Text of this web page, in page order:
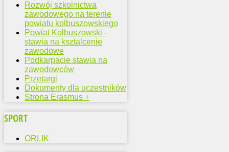
Rozwój szkolnictwa
zawodowego na terenie
powiatu kolbuszowskiego
Powiat Kolbuszowski -
stawia na ksztalcenie
zawodowe
Podkarpacie stawia na
zawodowców
Przetargi
Dokumenty dla uczestników
Strona Erasmus +
SPORT
ORLIK